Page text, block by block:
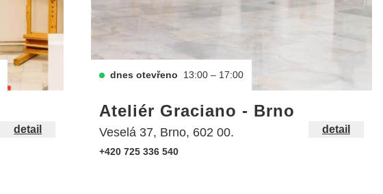
detail
dnes otevřeno 13:00 – 17:00
Ateliér Graciano - Brno
Veselá 37, Brno, 602 00.
+420 725 336 540
detail